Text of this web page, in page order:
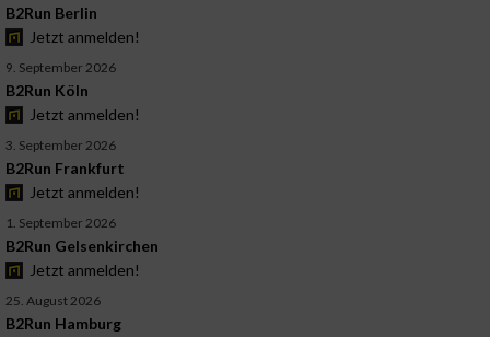
B2Run Berlin
Jetzt anmelden!
9. September 2026
B2Run Köln
Jetzt anmelden!
3. September 2026
B2Run Frankfurt
Jetzt anmelden!
1. September 2026
B2Run Gelsenkirchen
Jetzt anmelden!
25. August 2026
B2Run Hamburg